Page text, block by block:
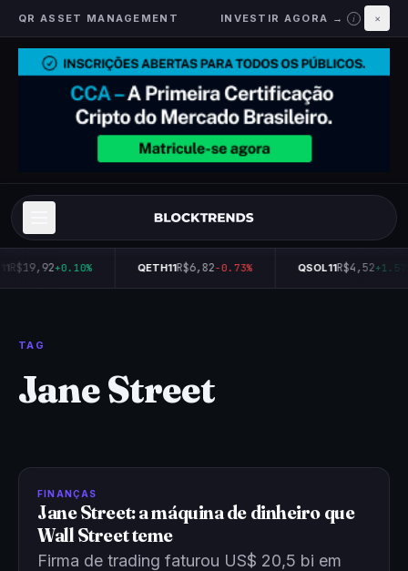
QR ASSET MANAGEMENT INVESTIR AGORA → i ×
R$19,92+0.10% QETH11R$6,82-0.73% QSOL11R$4,52
TAG
Jane Street
FINANÇAS
Jane Street: a máquina de dinheiro que
Wall Street teme
Firma de trading faturou US$ 20,5 bi em